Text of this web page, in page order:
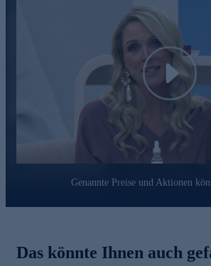
Das wohltuende Intimöl 04 ist wie ein
Ihre Haut, eine reichhaltige
Bedürfnisse der empfindlichsten Haut
wasserfreie Mischung aus
spendet intensive Feuchtigkeit, stärkt
Hautbarriere und lässt Ihre Haut
zurück.Für Frauen mit trockener und
das Intimöl 04 ein echter Schatz. Es
unterstützt das natürliche Gleichgewicht
Duftstoffe oder ätherische Öle, die
und mit höchsten Qualitätsstandards in
bietet dieses Öl eine Pflege, die sicher,
zugleich ist.
Intimpflege-Duo gleich online
Play
Genannte Preise und Aktionen
Das könnte Ihnen auch